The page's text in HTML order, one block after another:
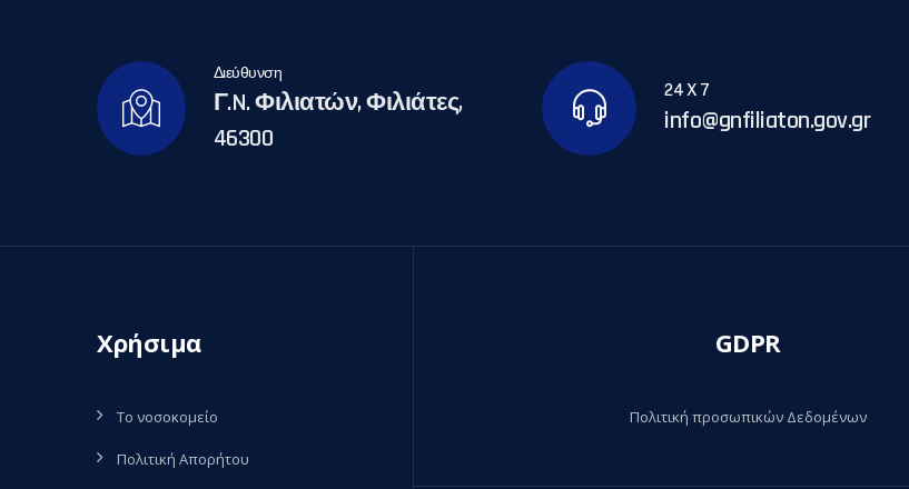
Διεύθυνση
Γ.N. Φιλιατών, Φιλιάτες,
46300
24 X 7
info@gnfiliaton.gov.gr
Χρήσιμα
Το νοσοκομείο
Πολιτική Απορήτου
GDPR
Πολιτική προσωπικών Δεδομένων